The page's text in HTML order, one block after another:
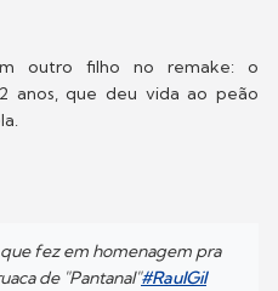
outro filho no remake: o
anos, que deu vida ao peão
que fez em homenagem pra
de "Pantanal"#RaulGil